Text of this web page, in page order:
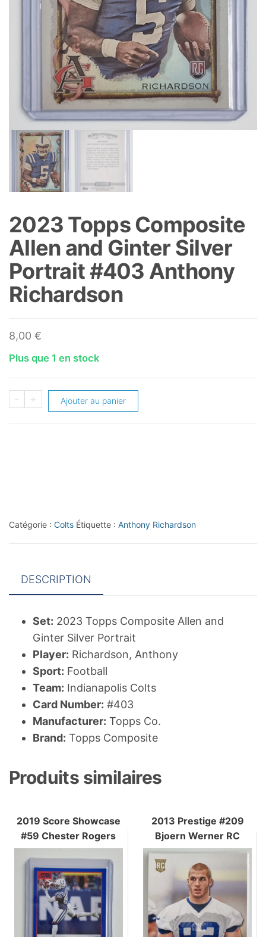
2023 Topps Composite
Allen and Ginter Silver
Portrait #403 Anthony
Richardson
8,00 €
Plus que 1 en stock
-
quantité
Silver
Anthony
Richardson
+ Ajouter au panier
Catégorie : Colts Étiquette : Anthony Richardson
DESCRIPTION
Set: 2023 Topps Composite Allen and
Ginter Silver Portrait
Player: Richardson, Anthony
Sport: Football
Team: Indianapolis Colts
Card Number: #403
Manufacturer: Topps Co.
Brand: Topps Composite
Produits similaires
2019 Score Showcase
#59 Chester Rogers
2013 Prestige #209
Bjoern Werner RC